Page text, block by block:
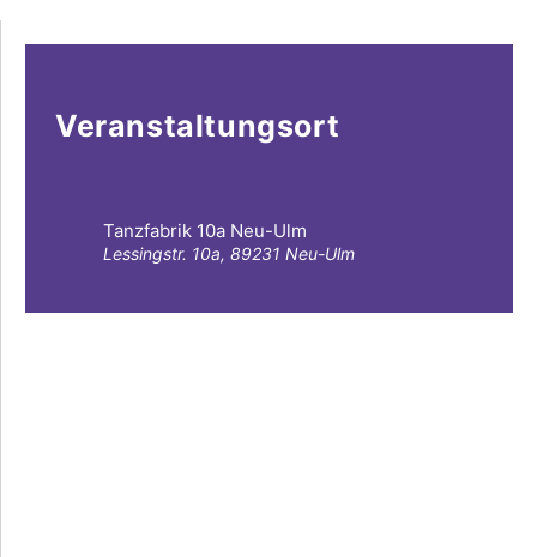
Veranstaltungsort
Tanzfabrik 10a Neu-Ulm
Lessingstr. 10a, 89231 Neu-Ulm